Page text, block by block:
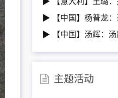
▶ 【中国】杨普龙
▶ 【中国】汤辉：汤
主题活动